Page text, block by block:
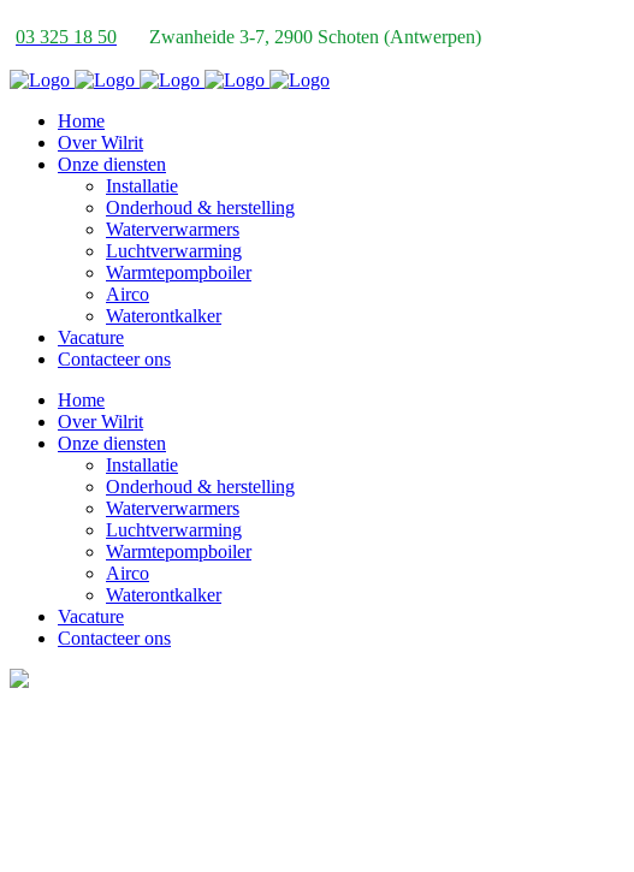
03 325 18 50 Zwanheide 3-7, 2900 Schoten (Antwerpen)
Home
Over Wilrit
Onze diensten
Installatie
Onderhoud & herstelling
Waterverwarmers
Luchtverwarming
Warmtepompboiler
Airco
Waterontkalker
Vacature
Contacteer ons
Home
Over Wilrit
Onze diensten
Installatie
Onderhoud & herstelling
Waterverwarmers
Luchtverwarming
Warmtepompboiler
Airco
Waterontkalker
Vacature
Contacteer ons